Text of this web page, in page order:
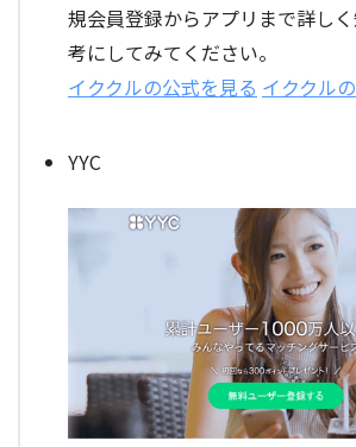
規会員登録からアプリまで詳し
考にしてみてください。
イククルの公式を見る イククル
YYC